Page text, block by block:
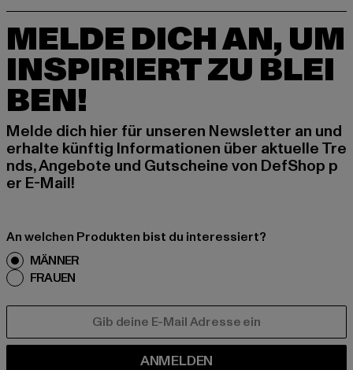
MELDE DICH AN, UM
INSPIRIERT ZU BLEI
BEN!
Melde dich hier für unseren Newsletter an und
erhalte künftig Informationen über aktuelle Tre
nds, Angebote und Gutscheine von DefShop p
er E-Mail!
An welchen Produkten bist du interessiert?
MÄNNER
FRAUEN
ANMELDEN